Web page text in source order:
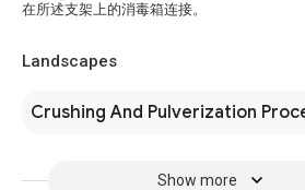
在所述支架上的消毒箱连接。
Landscapes
Crushing And Pulverization
Show more